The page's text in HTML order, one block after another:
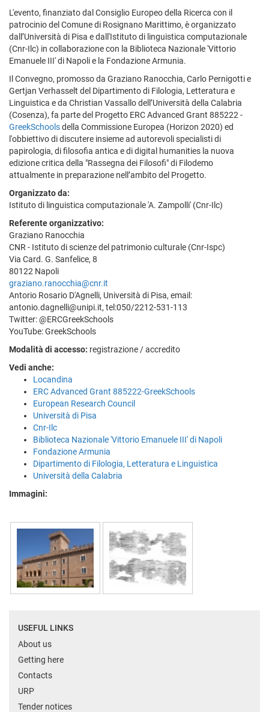
L'evento, finanziato dal Consiglio Europeo della Ricerca con il
patrocinio del Comune di Rosignano Marittimo, è organizzato
dall’Università di Pisa e dall'Istituto di linguistica computazionale
(Cnr-Ilc) in collaborazione con la Biblioteca Nazionale 'Vittorio
Emanuele III' di Napoli e la Fondazione Armunia.
Il Convegno, promosso da Graziano Ranocchia, Carlo Pernigotti e
Gertjan Verhasselt del Dipartimento di Filologia, Letteratura e
Linguistica e da Christian Vassallo dell’Università della Calabria
(Cosenza), fa parte del Progetto ERC Advanced Grant 885222 -
GreekSchoolsdella Commissione Europea (Horizon 2020) ed
l'obbiettivo di discutere insieme ad autorevoli specialisti di
papirologia, di filosofia antica e di digital humanities la nuova
edizione critica della "Rassegna dei Filosofi" di Filodemo
attualmente in preparazione nell’ambito del Progetto.
Organizzato da:
Istituto di linguistica computazionale 'A. Zampolli' (Cnr-Ilc)
Referente organizzativo:
Graziano Ranocchia
CNR - Istituto di scienze del patrimonio culturale (Cnr-Ispc)
Via Card. G. Sanfelice, 8
80122 Napoli
graziano.ranocchia@cnr.it
Antorio Rosario D'Agnelli, Università di Pisa, email:
antonio.dagnelli@unipi.it, tel:050/2212-531-113
Twitter: @ERCGreekSchools
YouTube: GreekSchools
Modalità di accesso: registrazione / accredito
Vedi anche:
Locandina
ERC Advanced Grant 885222-GreekSchools
European Research Council
Università di Pisa
Cnr-Ilc
Biblioteca Nazionale 'Vittorio Emanuele III' di Napoli
Fondazione Armunia
Dipartimento di Filologia, Letteratura e Linguistica
Università della Calabria
Immagini:
USEFUL LINKS
About us
Getting here
Contacts
URP
Tender notices